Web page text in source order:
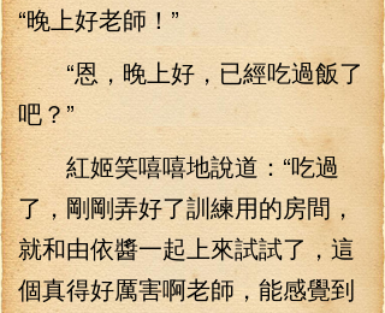
“晚上好老師！”
“恩，晚上好，已經吃過飯了
吧？”
紅姬笑嘻嘻地說道：“吃過
了，剛剛弄好了訓練用的房間，
就和由依醬一起上來試試了，這
個真得好厲害啊老師，能感覺到